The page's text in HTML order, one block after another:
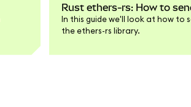
Rust ethers-rs: How to
In this guide we'll look at how to
the ethers-rs library.